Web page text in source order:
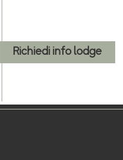
Richiedi info lodge